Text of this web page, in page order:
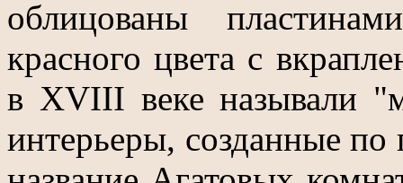
облицованы
красного цвета с
в XVIII веке называли
интерьеры, созданные